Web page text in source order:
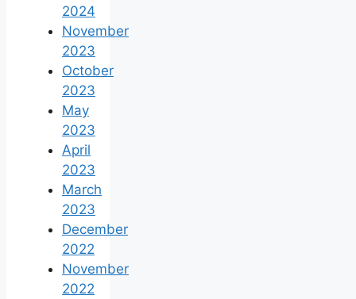
2024
November
2023
October
2023
May
2023
April
2023
March
2023
December
2022
November
2022